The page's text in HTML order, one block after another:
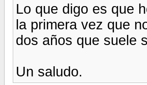
Lo que digo es que
la primera vez que
dos años que suele
Un saludo.